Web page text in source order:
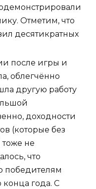
Отметим, что
десятикратных
после игры и
облегчённо
другую работу
доходности
(которые без
тоже не
что
победителям
конца года. С